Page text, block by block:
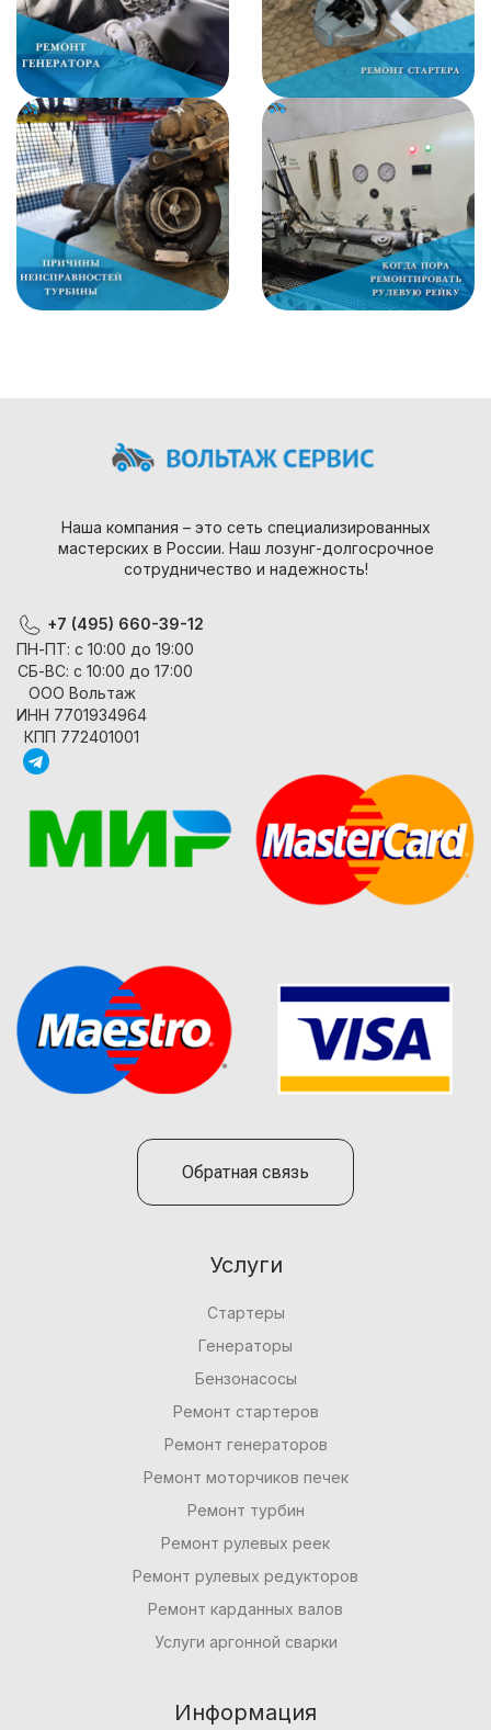
Наша компания – это сеть специализированных
мастерских в России. Наш лозунг-долгосрочное
сотрудничество и надежность!
+7 (495) 660-39-12
ПН-ПТ: с 10:00 до 19:00
СБ-ВС: с 10:00 до 17:00
ООО Вольтаж
ИНН 7701934964
КПП 772401001
Обратная связь
Услуги
Стартеры
Генераторы
Бензонасосы
Ремонт стартеров
Ремонт генераторов
Ремонт моторчиков печек
Ремонт турбин
Ремонт рулевых реек
Ремонт рулевых редукторов
Ремонт карданных валов
Услуги аргонной сварки
Информация